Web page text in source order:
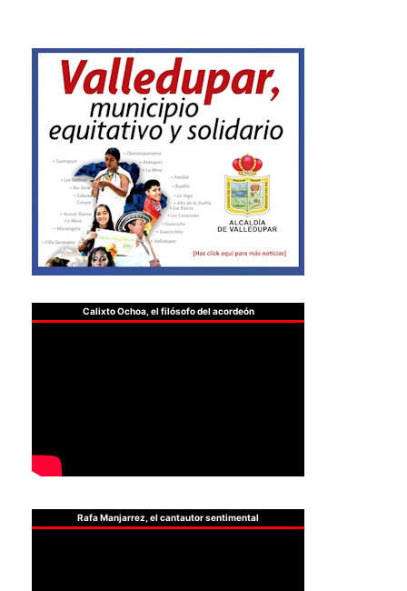
Calixto Ochoa, el filósofo del acordeón
Rafa Manjarrez, el cantautor sentimental